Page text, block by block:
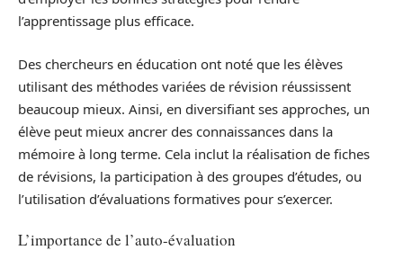
l’apprentissage plus efficace.
Des chercheurs en éducation ont noté que les élèves
utilisant des méthodes variées de révision réussissent
beaucoup mieux. Ainsi, en diversifiant ses approches, un
élève peut mieux ancrer des connaissances dans la
mémoire à long terme. Cela inclut la réalisation de fiches
de révisions, la participation à des groupes d’études, ou
l’utilisation d’évaluations formatives pour s’exercer.
L’importance de l’auto-évaluation